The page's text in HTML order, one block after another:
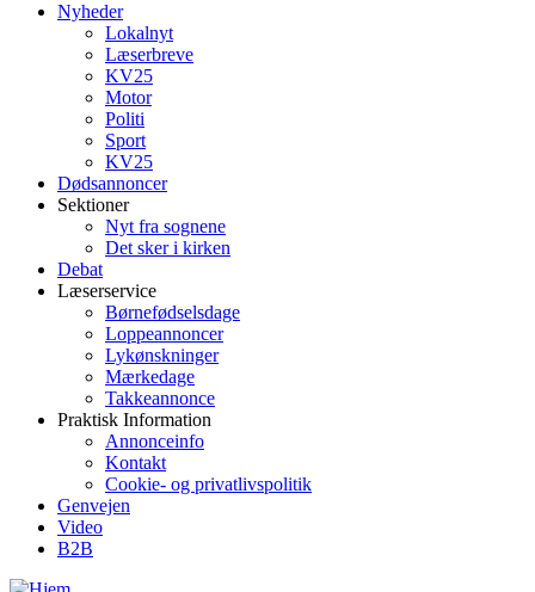
Nyheder
Lokalnyt
Læserbreve
KV25
Motor
Politi
Sport
KV25
Dødsannoncer
Sektioner
Nyt fra sognene
Det sker i kirken
Debat
Læserservice
Børnefødselsdage
Loppeannoncer
Lykønskninger
Mærkedage
Takkeannonce
Praktisk Information
Annonceinfo
Kontakt
Cookie- og privatlivspolitik
Genvejen
Video
B2B